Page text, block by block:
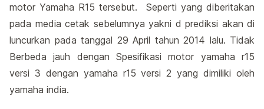
motor Yamaha R15 tersebut. Seperti yang diberitakan
pada media cetak sebelumnya yakni d prediksi akan di
luncurkan pada tanggal 29 April tahun 2014 lalu. Tidak
Berbeda jauh dengan Spesifikasi motor yamaha r15
versi 3 dengan yamaha r15 versi 2 yang dimiliki oleh
yamaha india.